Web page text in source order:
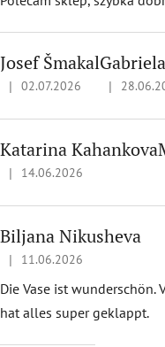
Josef Šmakal
Ratingul magazinului este
| 02.07.2026 Ratingul
|
Katarina Kahankova
Ratingul magazinului este
| 14.06.2026
Biljana Nikusheva
Ratingul magazinului este
| 11.06.2026
Die Vase ist
hat alles super geklappt.